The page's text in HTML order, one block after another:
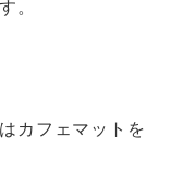
。
カフェマットを